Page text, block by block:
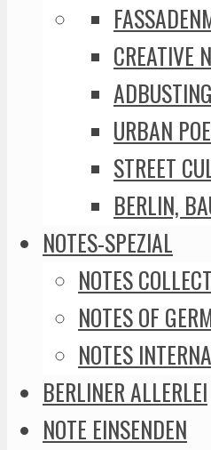
CREATIVE
ADBUSTING
URBAN
STREET
BERLIN,
NOTES-SPEZIAL
NOTES
NOTES OF
NOTES
BERLINER ALLERLEI
NOTE EINSENDEN